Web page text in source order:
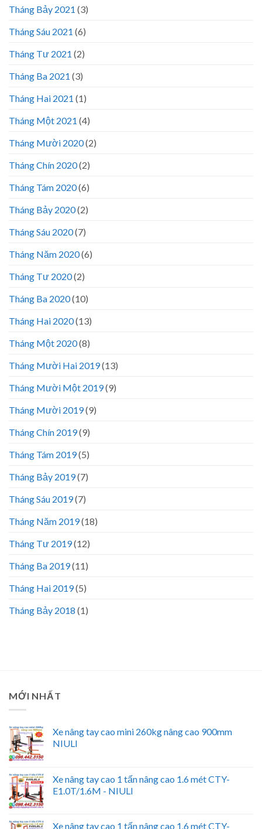
Tháng Bảy 2021 (3)
Tháng Sáu 2021 (6)
Tháng Tư 2021 (2)
Tháng Ba 2021 (3)
Tháng Hai 2021 (1)
Tháng Một 2021 (4)
Tháng Mười 2020(2)
Tháng Chín 2020(2)
Tháng Tám 2020(6)
Tháng Bảy 2020(2)
Tháng Sáu 2020(7)
Tháng Năm 2020(6)
Tháng Tư 2020(2)
Tháng Ba 2020(10)
Tháng Hai 2020(13)
Tháng Một 2020(8)
Tháng Mười Hai 2019(13)
Tháng Mười Một 2019(9)
Tháng Mười 2019(9)
Tháng Chín 2019(9)
Tháng Tám 2019(5)
Tháng Bảy 2019(7)
Tháng Sáu 2019(7)
Tháng Năm 2019(18)
Tháng Tư 2019(12)
Tháng Ba 2019(11)
Tháng Hai 2019(5)
Tháng Bảy 2018 (1)
MỚI NHẤT
Xe nâng tay cao mini 260kg nâng cao 900mm
NIULI
Xe nâng tay cao 1 tấn nâng cao 1.6 mét CTY-
E1.0T/1.6M - NIULI
Xe nâng tay cao 1 tấn nâng cao 1.6 mét CTY-